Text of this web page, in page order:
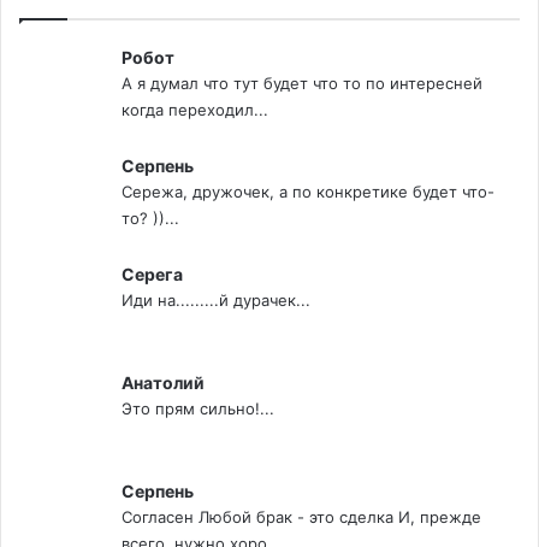
Робот
А я думал что тут будет что то по интересней
когда переходил...
Серпень
Сережа, дружочек, а по конкретике будет что-
то? ))...
Серега
Иди на.........й дурачек...
Анатолий
Это прям сильно!...
Серпень
Согласен Любой брак - это сделка И, прежде